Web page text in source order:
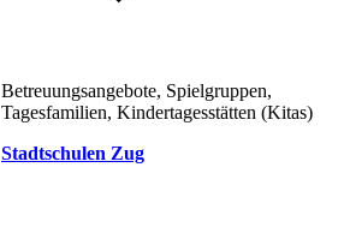
Betreuungsangebote, Spielgruppen,
Tagesfamilien, Kindertagesstätten (Kitas)
Stadtschulen Zug